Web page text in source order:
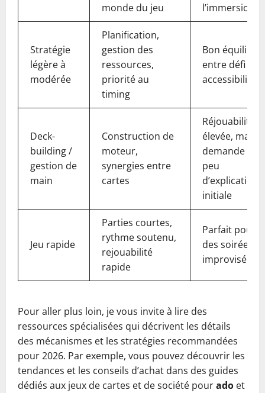
monde du jeu
l’immersion
Stratégie
légère à
modérée
Planification,
gestion des
ressources,
priorité au
timing
Bon équilibre
entre défi et
accessibilité
Deck-
building /
gestion de
main
Construction de
moteur,
synergies entre
cartes
Réjouabilité
élevée, mais
demande un
peu
d’explication
initiale
Jeu rapide
Parties courtes,
rythme soutenu,
rejouabilité
rapide
Parfait pour
des soirées
improvisées
Pour aller plus loin, je vous invite à lire des
ressources spécialisées qui décrivent les détails
des mécanismes et les stratégies recommandées
pour 2026. Par exemple, vous pouvez découvrir les
tendances et les conseils d’achat dans des guides
dédiés aux jeux de cartes et de société pourado et